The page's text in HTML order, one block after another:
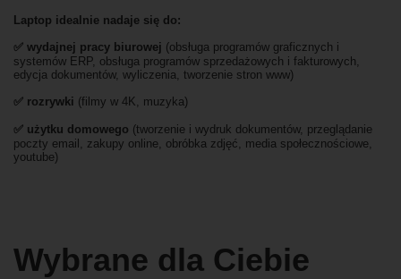
Laptop idealnie nadaje się do:
✅ wydajnej pracy biurowej (obsługa programów graficznych i
systemów ERP, obsługa programów sprzedażowych i fakturowych,
edycja dokumentów, wyliczenia, tworzenie stron www)
✅ rozrywki (filmy w 4K, muzyka)
✅ użytku domowego (tworzenie i wydruk dokumentów, przeglądanie
poczty email, zakupy online, obróbka zdjęć, media społecznościowe,
youtube)
Wybrane dla Ciebie